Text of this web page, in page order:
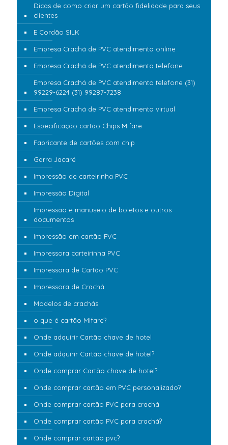
Dicas de como criar um cartão fidelidade para seus
clientes
E Cordão SILK
Empresa Crachá de PVC atendimento online
Empresa Crachá de PVC atendimento telefone
Empresa Crachá de PVC atendimento telefone (31)
99229-6224 (31) 99287-7238
Empresa Crachá de PVC atendimento virtual
Especificação cartão Chips Mifare
Fabricante de cartões com chip
Garra Jacaré
Impressão de carteirinha PVC
Impressão Digital
Impressão e manuseio de boletos e outros
documentos
Impressão em cartão PVC
Impressora carteirinha PVC
Impressora de Cartão PVC
Impressora de Crachá
Modelos de crachás
o que é cartão Mifare?
Onde adquirir Cartão chave de hotel
Onde adquirir Cartão chave de hotel?
Onde comprar Cartão chave de hotel?
Onde comprar cartão em PVC personalizado?
Onde comprar cartão PVC para crachá
Onde comprar cartão PVC para crachá?
Onde comprar cartão pvc?